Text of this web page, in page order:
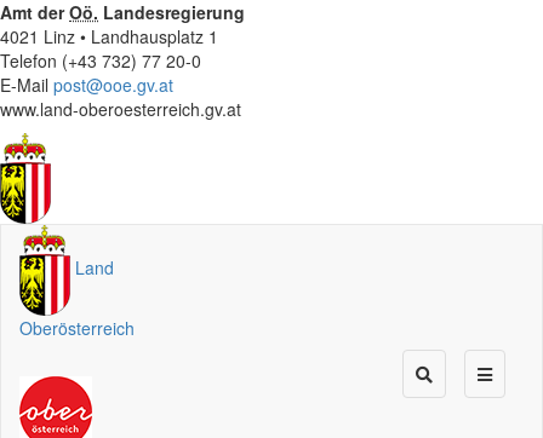
Amt derOö. Landesregierung
4021 Linz • Landhausplatz 1
Telefon (+43 732) 77 20-0
E-Mail post@ooe.gv.at
www.land-oberoesterreich.gv.at
Land
Oberösterreich